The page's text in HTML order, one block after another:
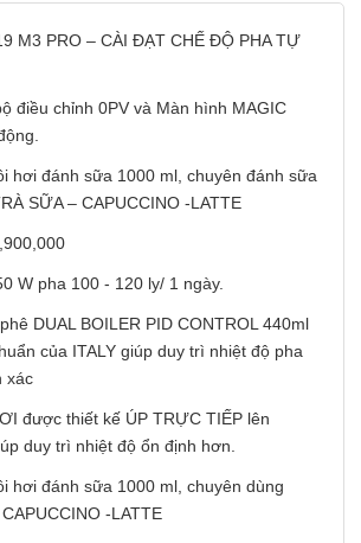
M3 PRO – CÀI ĐẠT CHẾ ĐỘ PHA TỰ
điều chỉnh 0PV và Màn hình MAGIC
hơi đánh sữa 1000 ml, chuyên đánh sữa
SỮA – CAPUCCINO -LATTE
W pha 100 - 120 ly/ 1 ngày.
DUAL BOILER PID CONTROL 440ml
của ITALY giúp duy trì nhiệt độ pha
xác
được thiết kế ÚP TRỰC TIẾP lên
duy trì nhiệt độ ổn định hơn.
hơi đánh sữa 1000 ml, chuyên dùng
-LATTE